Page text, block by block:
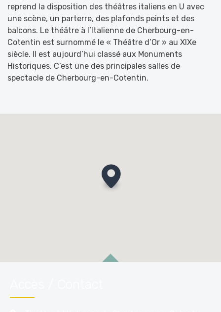
reprend la disposition des théâtres italiens en U avec
une scène, un parterre, des plafonds peints et des
balcons. Le théâtre à l’Italienne de Cherbourg-en-
Cotentin est surnommé le « Théâtre d’Or » au XIXe
siècle. Il est aujourd’hui classé aux Monuments
Historiques. C’est une des principales salles de
spectacle de Cherbourg-en-Cotentin.